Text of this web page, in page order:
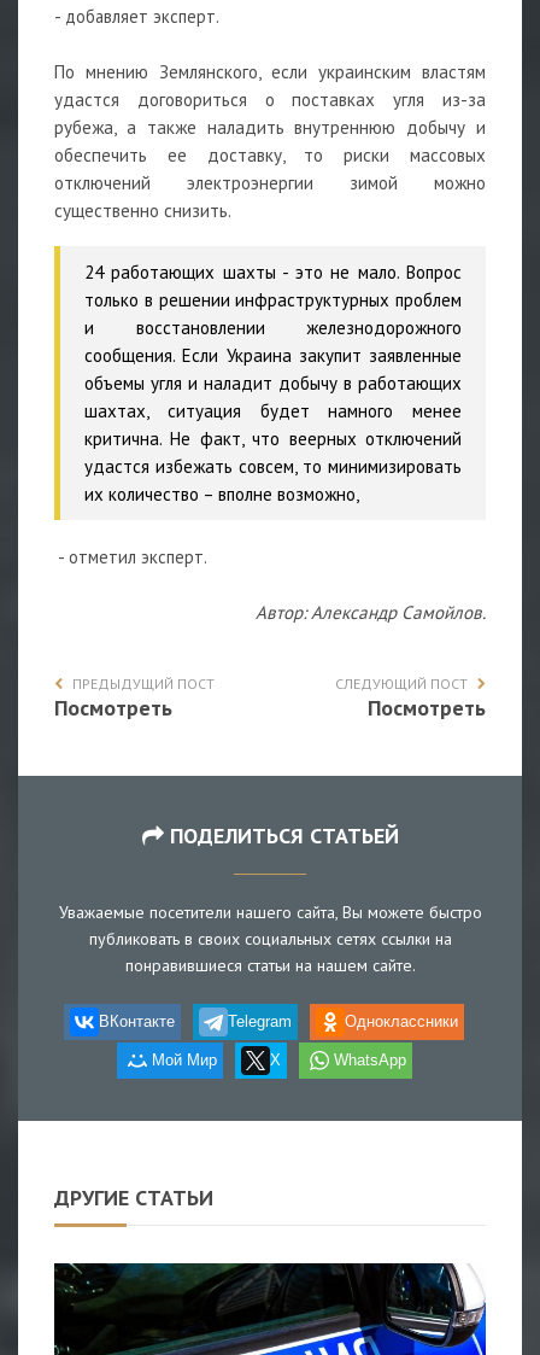
- добавляет эксперт.
По мнению Землянского, если украинским властям
удастся договориться о поставках угля из-за
рубежа, а также наладить внутреннюю добычу и
обеспечить ее доставку, то риски массовых
отключений электроэнергии зимой можно
существенно снизить.
24 работающих шахты - это не мало. Вопрос
только в решении инфраструктурных проблем
и восстановлении железнодорожного
сообщения. Если Украина закупит заявленные
объемы угля и наладит добычу в работающих
шахтах, ситуация будет намного менее
критична. Не факт, что веерных отключений
удастся избежать совсем, то минимизировать
их количество – вполне возможно,
- отметил эксперт.
Автор: Александр Самойлов.
ПРЕДЫДУЩИЙ ПОСТ
Посмотреть
СЛЕДУЮЩИЙ ПОСТ
Посмотреть
ПОДЕЛИТЬСЯ СТАТЬЕЙ
Уважаемые посетители нашего сайта, Вы можете быстро
публиковать в своих социальных сетях ссылки на
понравившиеся статьи на нашем сайте.
ВКонтакте Telegram Одноклассники
Мой Мир X WhatsApp
ДРУГИЕ СТАТЬИ